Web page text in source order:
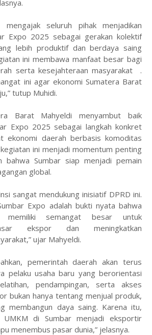
seluruh pihak menjadikan
Expo 2025 sebagai gerakan kolektif
lebih produktif dan berdaya saing
ini membawa manfaat besar bagi
serta kesejahteraan masyarakat .
ini agar ekonomi Sumatera Barat
tutup Muhidi.
Barat Mahyeldi menyambut baik
Expo 2025 sebagai langkah konkret
ekonomi daerah berbasis komoditas
ini menjadi momentum penting
bahwa Sumbar siap menjadi pemain
global.
sangat mendukung inisiatif DPRD ini.
Expo adalah bukti nyata bahwa
memiliki semangat besar untuk
ekspor dan meningkatkan
ujar Mahyeldi.
pemerintah daerah akan terus
pelaku usaha baru yang berorientasi
pendampingan, serta akses
bukan hanya tentang menjual produk,
membangun daya saing. Karena itu,
UMKM di Sumbar menjadi eksportir
menembus pasar dunia,” jelasnya.